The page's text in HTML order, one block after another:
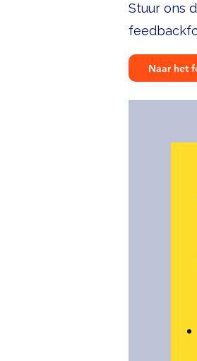
Stuur ons
Naar het